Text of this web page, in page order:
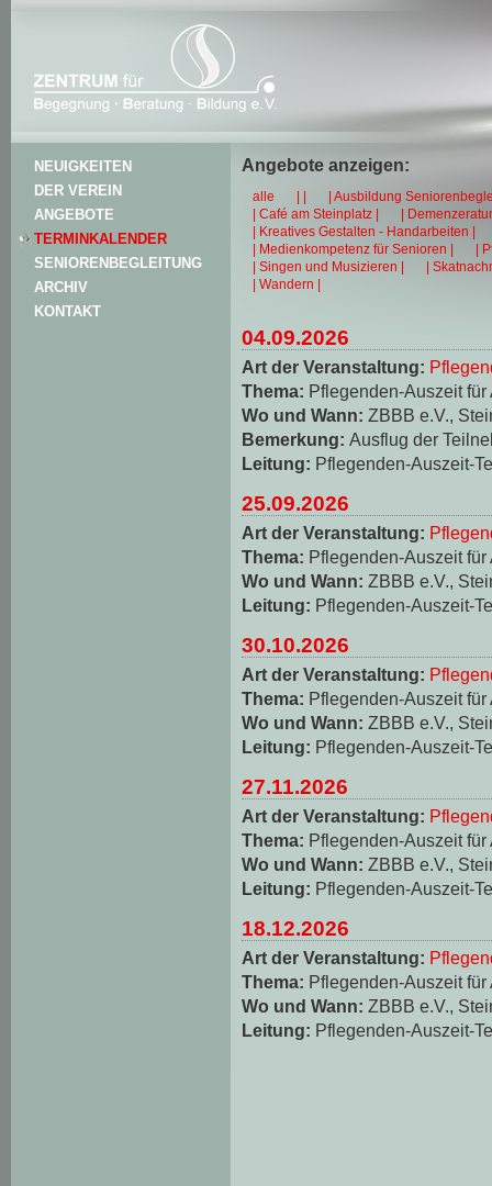
NEUIGKEITEN
DER VEREIN
ANGEBOTE
TERMINKALENDER
SENIORENBEGLEITUNG
ARCHIV
KONTAKT
Angebote anzeigen:
alle | |
| Ausbildung
| Café am Steinplatz |
|
| Kreatives Gestalten - Handarbeiten |
| Medienkompetenz für Senioren |
|
| Singen und Musizieren |
|
| Wandern |
04.09.2026
Art der Veranstaltung:
Thema: Pflegenden-Auszeit
Wo und Wann: ZBBB e.V.,
Bemerkung: Ausflug der
Leitung: Pflegenden-Auszeit-
25.09.2026
Art der Veranstaltung:
Thema: Pflegenden-Auszeit
Wo und Wann: ZBBB e.V.,
Leitung: Pflegenden-Auszeit-
30.10.2026
Art der Veranstaltung:
Thema: Pflegenden-Auszeit
Wo und Wann: ZBBB e.V.,
Leitung: Pflegenden-Auszeit-
27.11.2026
Art der Veranstaltung:
Thema: Pflegenden-Auszeit
Wo und Wann: ZBBB e.V.,
Leitung: Pflegenden-Auszeit-
18.12.2026
Art der Veranstaltung:
Thema: Pflegenden-Auszeit
Wo und Wann: ZBBB e.V.,
Leitung: Pflegenden-Auszeit-